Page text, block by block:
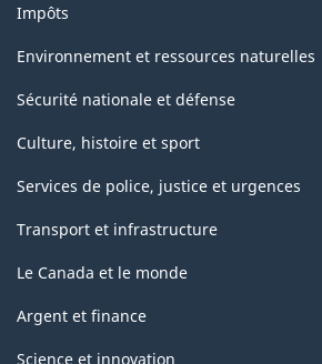
Impôts
Environnement et ressources naturelles
Sécurité nationale et défense
Culture, histoire et sport
Services de police, justice et urgences
Transport et infrastructure
Le Canada et le monde
Argent et finance
Science et innovation